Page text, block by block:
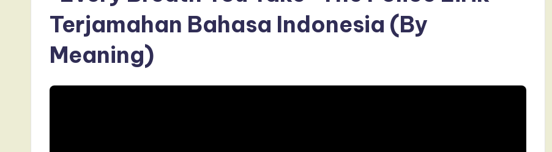
Terjamahan Bahasa Indonesia (By
Meaning)